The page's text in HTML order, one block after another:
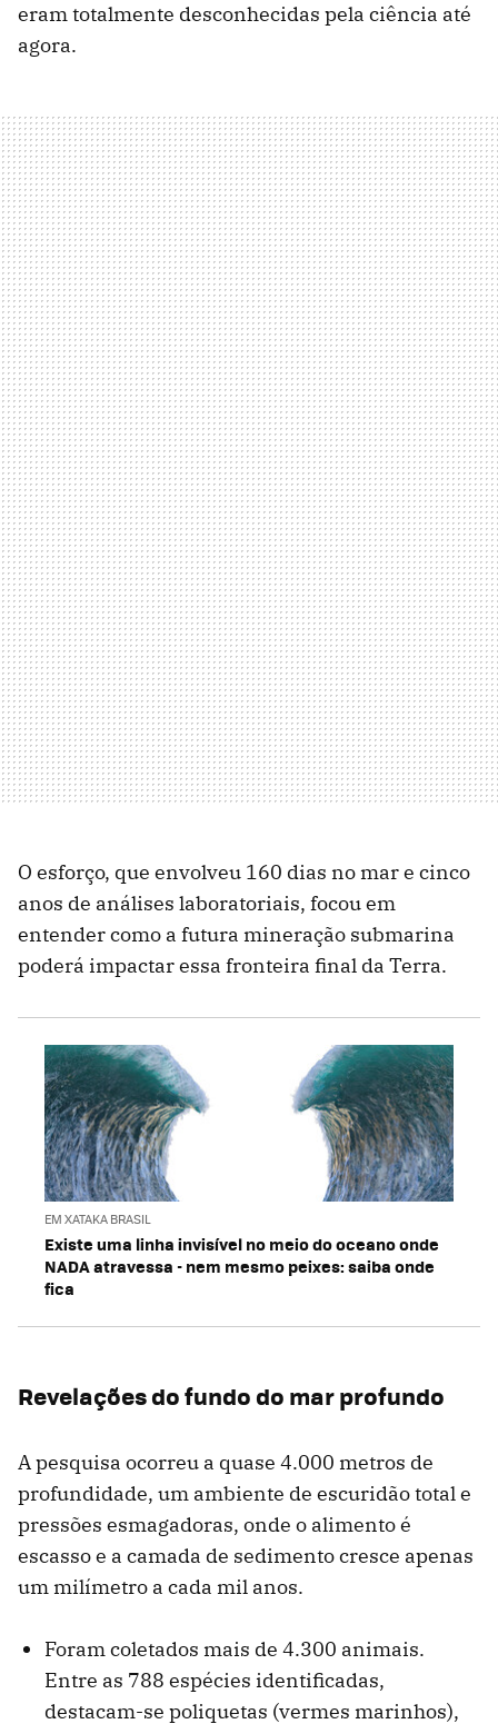
eram totalmente desconhecidas pela ciência até
agora.
O esforço, que envolveu 160 dias no mar e cinco
anos de análises laboratoriais, focou em
entender como a futura mineração submarina
poderá impactar essa fronteira final da Terra.
EM XATAKA BRASIL
Existe uma linha invisível no meio do oceano onde
NADA atravessa - nem mesmo peixes: saiba onde
fica
Revelações do fundo do mar profundo
A pesquisa ocorreu a quase 4.000 metros de
profundidade, um ambiente de escuridão total e
pressões esmagadoras, onde o alimento é
escasso e a camada de sedimento cresce apenas
um milímetro a cada mil anos.
Foram coletados mais de 4.300 animais.
Entre as 788 espécies identificadas,
destacam-se poliquetas (vermes marinhos),